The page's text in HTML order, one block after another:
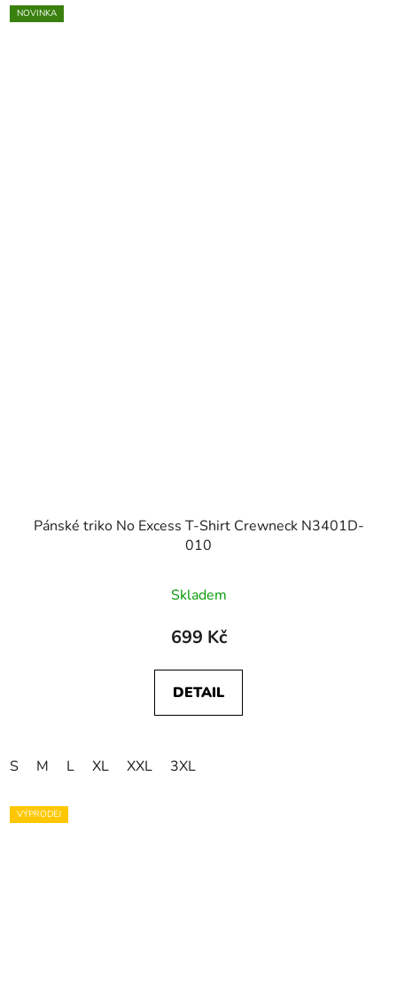
NOVINKA
Pánské triko No Excess T-Shirt Crewneck N3401D-
010
Skladem
699 Kč
DETAIL
S M L XL XXL 3XL
VÝPRODEJ